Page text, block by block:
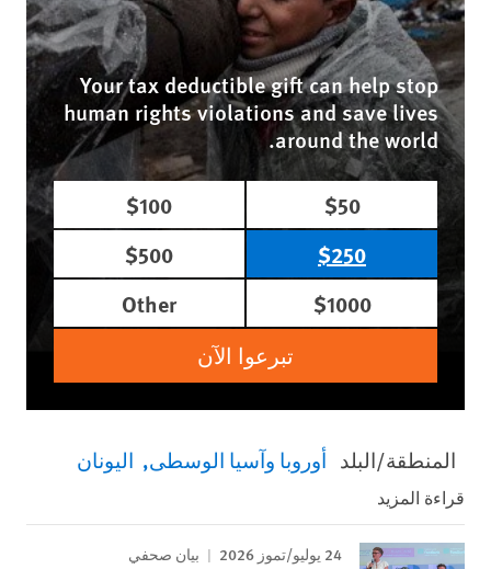
Your tax deductible gift can help stop
human rights violations and save lives
around the world.
$50
$100
$250
$500
$1000
Other
تبرعوا الآن
المنطقة/البلد أوروبا وآسيا الوسطى اليونان
قراءة المزيد
24 يوليو/تموز 2026 بيان صحفي